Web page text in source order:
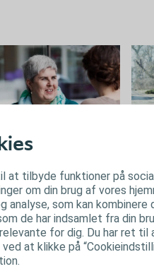
at tilbyde funktioner på
om din brug af vores
analyse, som kan kombinere
de har indsamlet fra din
for dig. Du har ret til
at klikke på
tilstande
blæren og evnen til at lade
vil variere alt
årsag.
almindelige årsager til
Hvis
er